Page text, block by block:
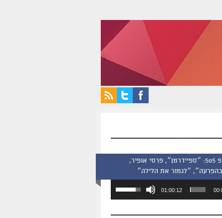
סינמסקופ 505: ״ספיידרמן״, פרסי אופיר,
״לגמור את הלילה״
01:00:12
השתמש
כדי